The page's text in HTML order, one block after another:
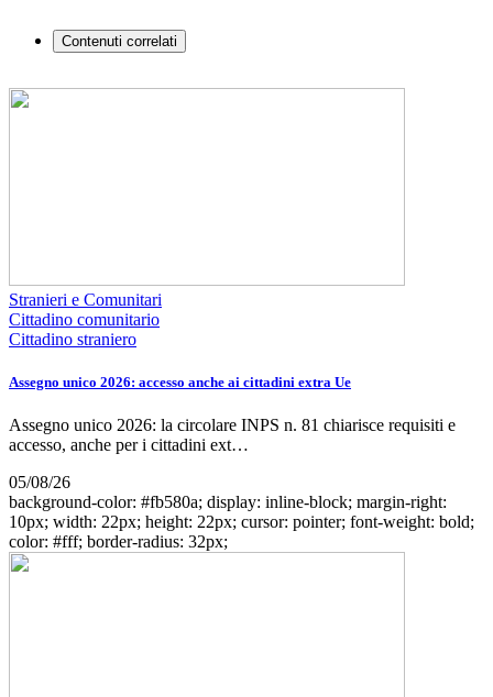
Contenuti correlati
Stranieri e Comunitari
Cittadino comunitario
Cittadino straniero
Assegno unico 2026: accesso anche ai cittadini extra Ue
Assegno unico 2026: la circolare INPS n. 81 chiarisce requisiti e
accesso, anche per i cittadini ext…
05/08/26
background-color: #fb580a; display: inline-block; margin-right:
10px; width: 22px; height: 22px; cursor: pointer; font-weight: bold;
color: #fff; border-radius: 32px;